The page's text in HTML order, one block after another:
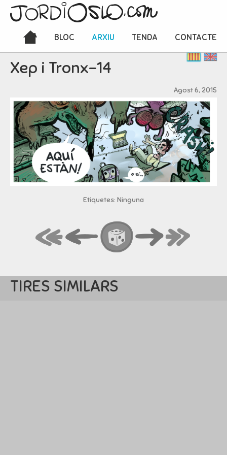
BLOC ARXIU TENDA CONTACTE
Xep i Tronx-14
Agost 6, 2015
Etiquetes: Ninguna
TIRES SIMILARS